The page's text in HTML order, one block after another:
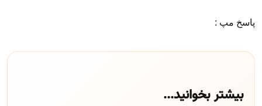
پاسخ مپ :
بیشتر بخوانید...